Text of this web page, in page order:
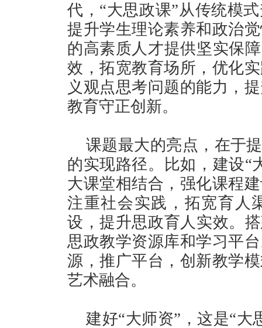
代，“大思政课”从传统模
提升学生理论素养和政治
的高素质人才提供坚实保
效，拓宽教育场所，优化
义观点思考问题的能力，
教育守正创新。
课题最大的亮点，在于
的实现路径。比如，建设“
大课堂相结合，强化课程
注重社会实践，拓宽育人
设，提升思政育人实效。
思政教学资源库和学习平
源，推广平台，创新教学
艺术融合。
建好“大师资”，这是“